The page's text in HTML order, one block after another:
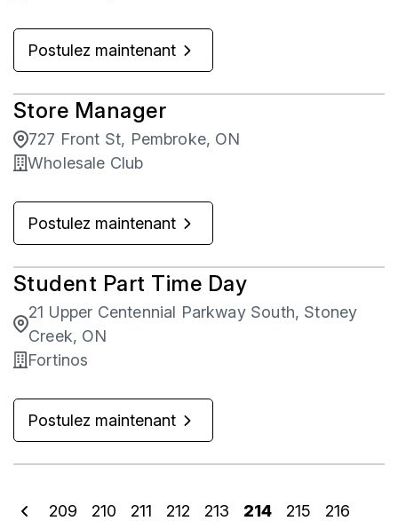
Postulez maintenant
Store Manager
727 Front St, Pembroke, ON
Wholesale Club
Postulez maintenant
Student Part Time Day
21 Upper Centennial Parkway South, Stoney
Creek, ON
Fortinos
Postulez maintenant
209 210 211 212 213 214 215
216